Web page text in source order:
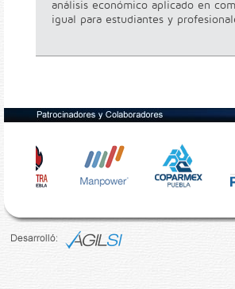
análisis económico aplicado en
igual para estudiantes y